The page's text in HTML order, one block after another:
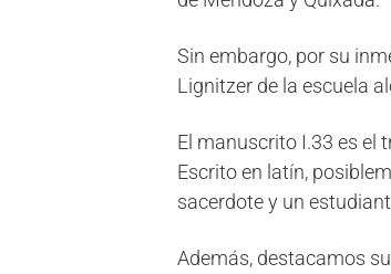
Sin embargo, por su
Lignitzer de la escuela
El manuscrito I.33 es el
Escrito en latín,
sacerdote y un
Además, destacamos